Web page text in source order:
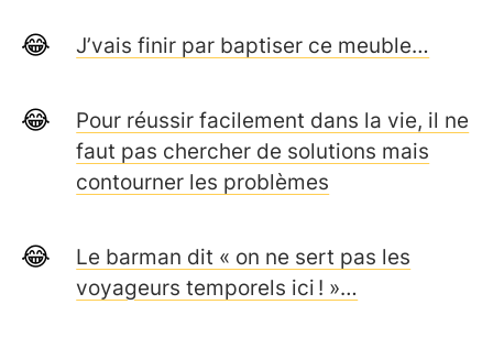
J’vais finir par baptiser ce meuble…
Pour réussir facilement dans la vie, il ne
faut pas chercher de solutions mais
contourner les problèmes
Le barman dit « on ne sert pas les
voyageurs temporels ici ! »…